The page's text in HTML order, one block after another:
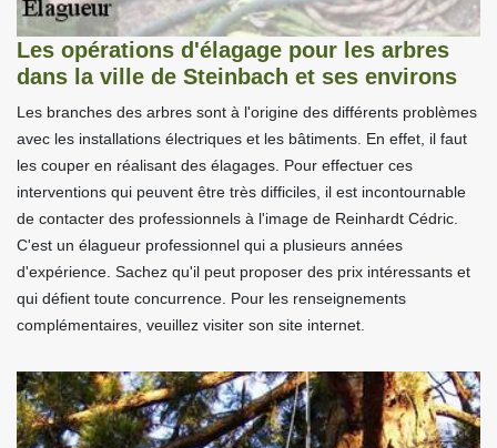
Les opérations d'élagage pour les arbres
dans la ville de Steinbach et ses environs
Les branches des arbres sont à l'origine des différents problèmes
avec les installations électriques et les bâtiments. En effet, il faut
les couper en réalisant des élagages. Pour effectuer ces
interventions qui peuvent être très difficiles, il est incontournable
de contacter des professionnels à l'image de Reinhardt Cédric.
C'est un élagueur professionnel qui a plusieurs années
d'expérience. Sachez qu'il peut proposer des prix intéressants et
qui défient toute concurrence. Pour les renseignements
complémentaires, veuillez visiter son site internet.